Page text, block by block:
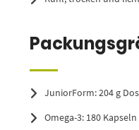
JuniorForm: 204 g
Omega-3: 180 Kapseln